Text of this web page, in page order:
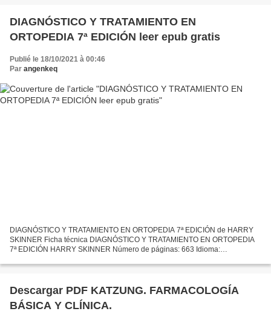
DIAGNÓSTICO Y TRATAMIENTO EN
ORTOPEDIA 7ª EDICIÓN leer epub gratis
Publié le 18/10/2021 à 00:46
Par angenkeq
DIAGNÓSTICO Y TRATAMIENTO EN ORTOPEDIA 7ª EDICIÓN de HARRY
SKINNER Ficha técnica DIAGNÓSTICO Y TRATAMIENTO EN ORTOPEDIA
7ª EDICIÓN HARRY SKINNER Número de páginas: 663 Idioma:
Editorial: MCGRAW-HILL...
Descargar PDF KATZUNG. FARMACOLOGÍA
BÁSICA Y CLÍNICA.